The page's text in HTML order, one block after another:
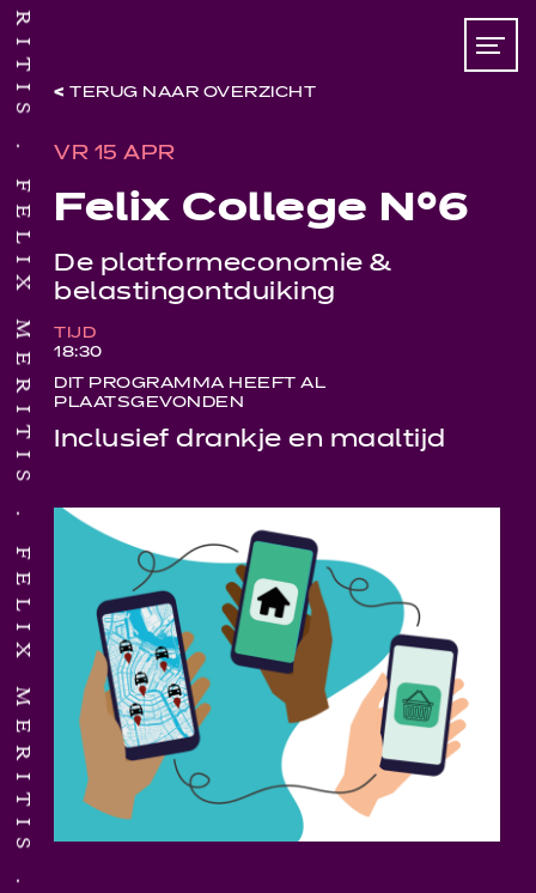
FELIX MERITIS
FELIX MERITIS
TERUG NAAR OVERZICHT
VR 15 APR
Felix College N°6
De platformeconomie &
belastingontduiking
TIJD
18:30
DIT PROGRAMMA HEEFT AL
PLAATSGEVONDEN
Inclusief drankje en maaltijd